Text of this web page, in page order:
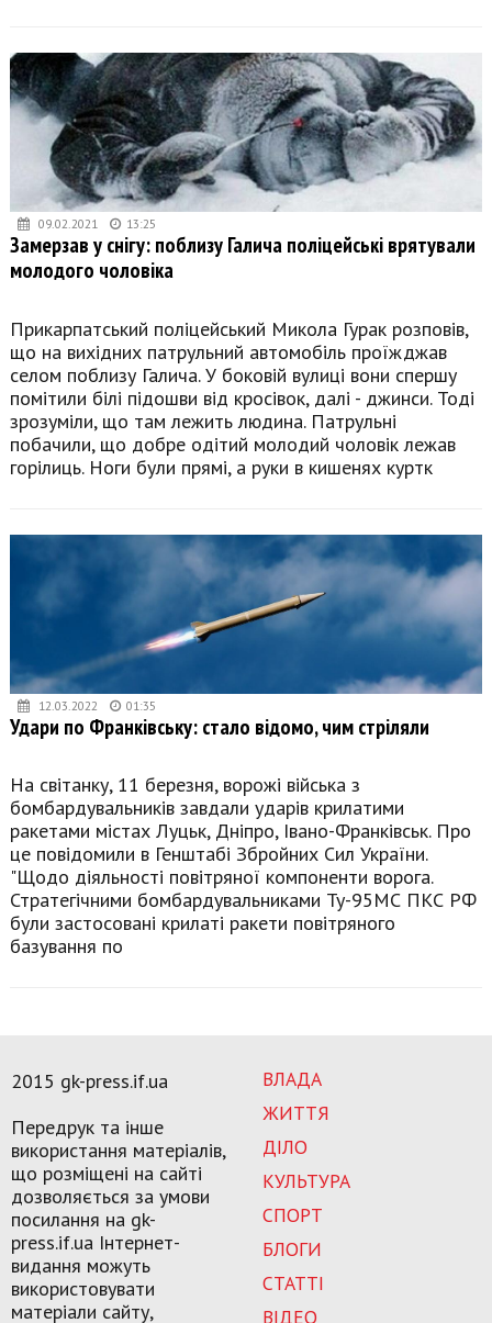
09.02.2021 13:25
Замерзав у снігу: поблизу Галича поліцейські врятували
молодого чоловіка
Прикарпатський поліцейський Микола Гурак розповів,
що на вихідних патрульний автомобіль проїжджав
селом поблизу Галича. У боковій вулиці вони спершу
помітили білі підошви від кросівок, далі - джинси. Тоді
зрозуміли, що там лежить людина. Патрульні
побачили, що добре одітий молодий чоловік лежав
горілиць. Ноги були прямі, а руки в кишенях куртк
12.03.2022 01:35
Удари по Франківську: стало відомо, чим стріляли
На світанку, 11 березня, ворожі війська з
бомбардувальників завдали ударів крилатими
ракетами містах Луцьк, Дніпро, Івано-Франківськ. Про
це повідомили в Генштабі Збройних Сил України.
"Щодо діяльності повітряної компоненти ворога.
Стратегічними бомбардувальниками Ту-95МС ПКС РФ
були застосовані крилаті ракети повітряного
базування по
ВЛАДА
ЖИТТЯ
ДІЛО
КУЛЬТУРА
СПОРТ
БЛОГИ
СТАТТІ
ВІДЕО
2015 gk-press.if.ua
Передрук та інше
використання матеріалів,
що розміщені на сайті
дозволяється за умови
посилання на gk-
press.if.ua Інтернет-
видання можуть
використовувати
матеріали сайту,